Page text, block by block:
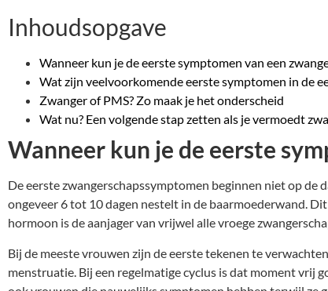
Inhoudsopgave
Wanneer kun je de eerste symptomen van een
Wat zijn veelvoorkomende eerste symptomen in de
Zwanger of PMS? Zo maak je het onderscheid
Wat nu? Een volgende stap zetten als je vermoedt
Wanneer kun je de eerste
De eerste zwangerschapssymptomen beginnen niet op de
ongeveer 6 tot 10 dagen nestelt in de baarmoederwand.
hormoon is de aanjager van vrijwel alle vroege
Bij de meeste vrouwen zijn de eerste tekenen te
menstruatie. Bij een regelmatige cyclus is dat moment vrij